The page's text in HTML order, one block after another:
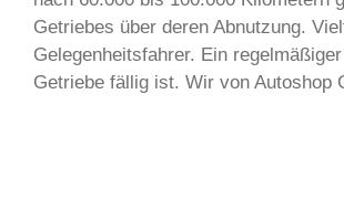
Getriebes über deren Abnutzung.
Gelegenheitsfahrer. Ein
Getriebe fällig ist. Wir von Autoshop